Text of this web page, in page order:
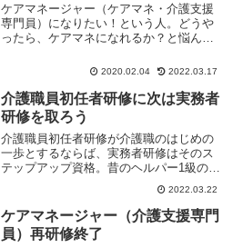
ケアマネージャー（ケアマネ・介護支援
専門員）になりたい！という人。どうや
ったら、ケアマネになれるか？と悩んで
ー（ケアマネ・介護支援専門員）はベー
問わない。
2020.02.04 2022.03.17
介護職員初任者研修に次は実務者
研修を取ろう
介護職員初任者研修が介護職のはじめの
一歩とするならば、実務者研修はそのス
テップアップ資格。昔のヘルパー1級の資
格に相当する。正確には「介護福祉士実
2022.03.22
ケアマネージャー（介護支援専門
員）再研修終了